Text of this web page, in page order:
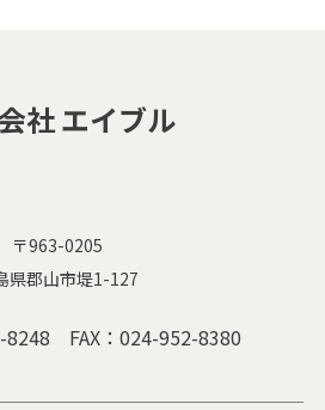
社 エイブル
〒963-0205
県郡山市堤1-127
8248 FAX：024-952-8380